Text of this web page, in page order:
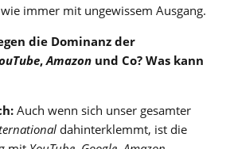
immer mit ungewissem Ausgang.
die Dominanz der
,Amazon und Co? Was kann
Auch wenn sich unser gesamter
dahinterklemmt, ist die